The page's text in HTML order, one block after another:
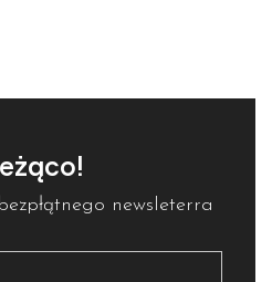
newsleterra